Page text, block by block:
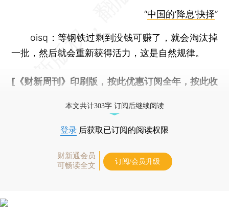
“中国的‘降息’抉择”
oisq：等钢铁过剩到没钱可赚了，就会淘汰掉
一批，然后就会重新获得活力，这是自然规律。
[《财新周刊》印刷版， 按此优惠订阅全年， 按此收
本文共计303字 订阅后继续阅读
登录 后获取已订阅的阅读权限
财新通会员
可畅读全文
订阅/会员升级